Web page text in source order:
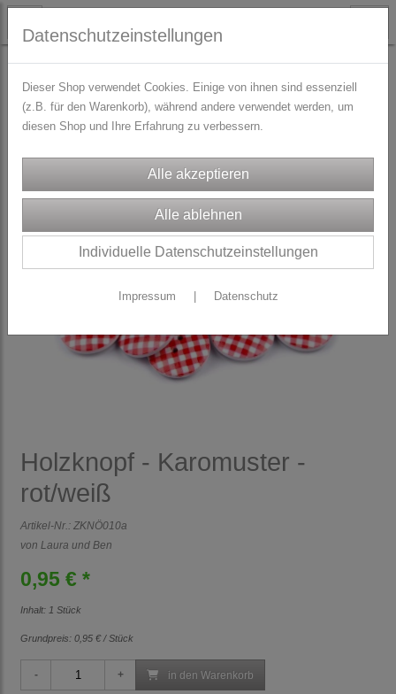
TRACHTENZUBEHÖR Trachtenknöpfe
Holzknopf - Karomuster -
rot/weiß
Artikel-Nr.: ZKNÖ010a
von Laura und Ben
0,95 € *
Inhalt: 1 Stück
Grundpreis: 0,95 € / Stück
in den Warenkorb
Datenschutzeinstellungen
Dieser Shop verwendet Cookies. Einige von ihnen sind essenziell
(z.B. für den Warenkorb), während andere verwendet werden, um
diesen Shop und Ihre Erfahrung zu verbessern.
Individuelle Datenschutzeinstellungen
Impressum Datenschutz